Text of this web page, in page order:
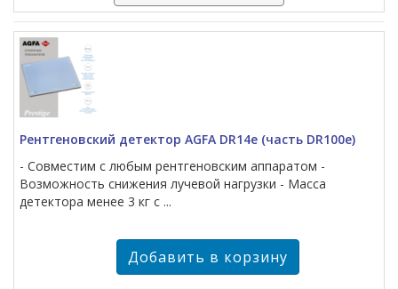
Рентгеновский детектор AGFA DR14e (часть DR100e)
- Совместим с любым рентгеновским аппаратом -
Возможность снижения лучевой нагрузки - Масса
детектора менее 3 кг с ...